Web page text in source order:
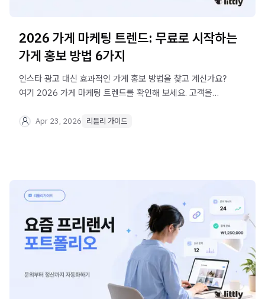
2026 가게 마케팅 트렌드: 무료로 시작하는
가게 홍보 방법 6가지
인스타 광고 대신 효과적인 가게 홍보 방법을 찾고 계신가요?
여기 2026 가게 마케팅 트렌드를 확인해 보세요. 고객을
Apr 23, 2026 리틀리 가이드